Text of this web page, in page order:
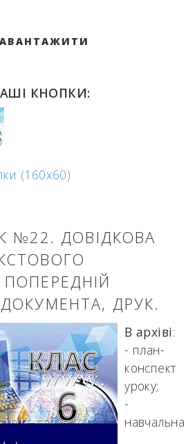
КНОПКИ:
(160x60)
№22. ДОВІДКОВА
ДРУК.
В архіві:
- план-
конспект
уроку;
-
навчальна